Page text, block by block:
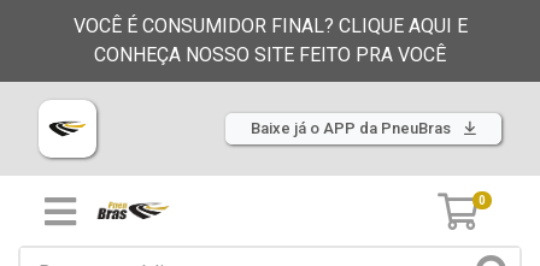
VOCÊ É CONSUMIDOR FINAL? CLIQUE AQUI E
CONHEÇA NOSSO SITE FEITO PRA VOCÊ
Baixe já o APP da PneuBras
0